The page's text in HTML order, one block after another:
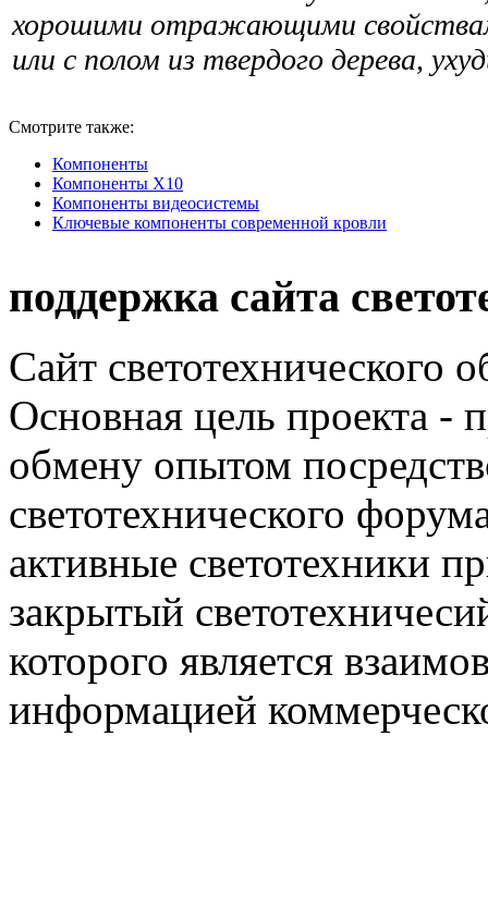
хорошими отражающими
или с полом из твердого дерева,
Смотрите также:
Компоненты
Компоненты Х10
Компоненты видеосистемы
Ключевые компоненты современной кровли
поддержка сайта
Сайт светотехнического
Основная цель проекта -
обмену опытом
светотехнического
активные светотехники
закрытый
которого является
информацией